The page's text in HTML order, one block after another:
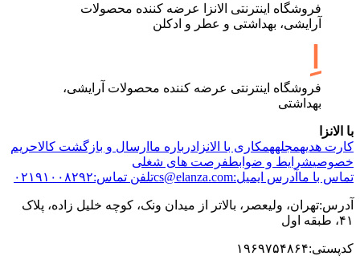
فروشگاه اینترنتی الانزا عرضه کننده محصولات
آرایشی، بهداشتی و عطر و ادکلن
فروشگاه اینترنتی عرضه کننده محصولات آرایشی،
بهداشتی
با الانزا
کارت هدیهمجلههمکاری با الانزا درباره ما ارسال و بازگشت کالاحریم
خصوصیشرایط و ضوابطفرصت های شغلی
تماس با ما آدرس ایمیل:cs@elanza.com تلفن تماس:۰۲۱۹۱۰۰۸۲۹۲
آدرس:تهران، ولیعصر، بالاتر از میدان ونک، کوچه خلیل زاده، پلاک
۴۱، طبقه اول
کدپستی:۱۹۶۹۷۵۴۸۶۴